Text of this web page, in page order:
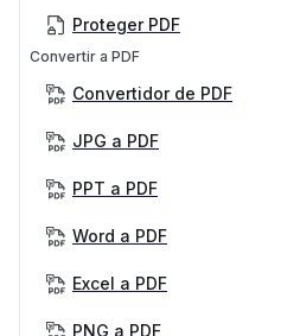
Proteger PDF
Convertir a PDF
Convertidor de PDF
JPG a PDF
PPT a PDF
Word a PDF
Excel a PDF
PNG a PDF